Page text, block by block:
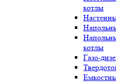
котлы
котлы
Газо-